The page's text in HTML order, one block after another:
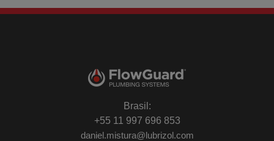
Brasil:
+55 11 997 696 853
daniel.mistura@lubrizol.com